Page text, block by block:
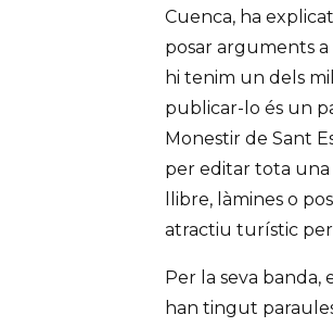
Cuenca, ha
posar arguments
hi tenim un dels
publicar-lo és un
Monestir de Sant
per editar tota una
llibre, làmines o
atractiu turístic per
Per la seva banda,
han tingut